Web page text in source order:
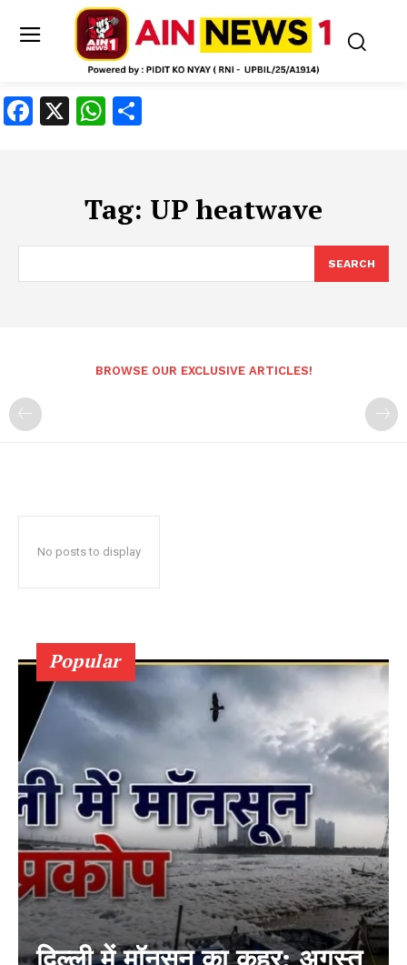
Facebook
X WhatsApp
Tag: UP heatwave
SEARCH
BROWSE OUR EXCLUSIVE ARTICLES!
No posts to display
Popular